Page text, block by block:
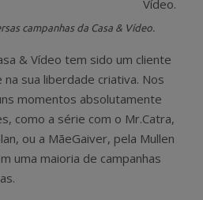
campanhas da Casa & Vídeo.
& Vídeo tem sido um cliente
sua liberdade criativa. Nos
momentos absolutamente
como a série com o Mr.Catra,
ou a MãeGaiver, pela Mullen
uma maioria de campanhas